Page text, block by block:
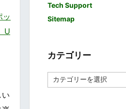
ッ
U
Tech Support
Sitemap
カテゴリー
テ